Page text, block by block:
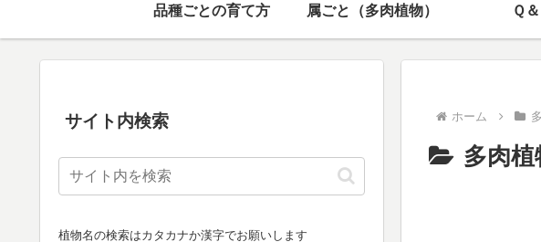
品種ごとの育て方 属ごと（多肉植物） Ｑ
ホーム
多肉
サイト内検索
植物名の検索はカタカナか漢字でお願いします